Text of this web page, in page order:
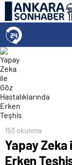
153 okunma
Yapay Zeka
Erken